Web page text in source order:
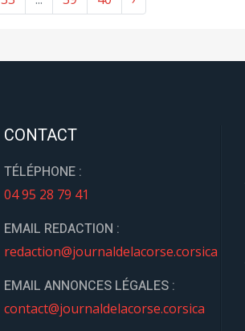
CONTACT
TÉLÉPHONE :
04 95 28 79 41
EMAIL REDACTION :
redaction@journaldelacorse.corsica
EMAIL ANNONCES LÉGALES :
contact@journaldelacorse.corsica